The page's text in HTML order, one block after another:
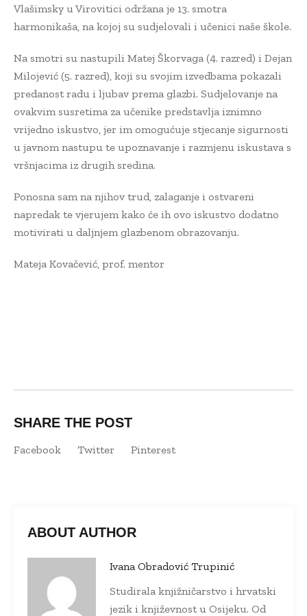
Vlašimsky u Virovitici održana je 13. smotra
harmonikaša, na kojoj su sudjelovali i učenici naše škole.
Na smotri su nastupili Matej Škorvaga (4. razred) i Dejan
Milojević (5. razred), koji su svojim izvedbama pokazali
predanost radu i ljubav prema glazbi. Sudjelovanje na
ovakvim susretima za učenike predstavlja iznimno
vrijedno iskustvo, jer im omogućuje stjecanje sigurnosti
u javnom nastupu te upoznavanje i razmjenu iskustava s
vršnjacima iz drugih sredina.
Ponosna sam na njihov trud, zalaganje i ostvareni
napredak te vjerujem kako će ih ovo iskustvo dodatno
motivirati u daljnjem glazbenom obrazovanju.
Mateja Kovačević, prof. mentor
SHARE THE POST
Facebook Twitter Pinterest
ABOUT AUTHOR
Ivana Obradović Trupinić
Studirala knjižničarstvo i hrvatski
jezik i književnost u Osijeku. Od